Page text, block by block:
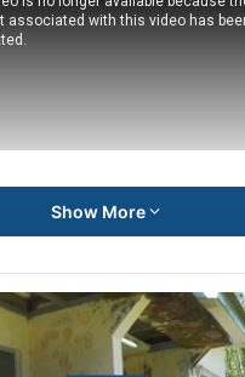
Show More